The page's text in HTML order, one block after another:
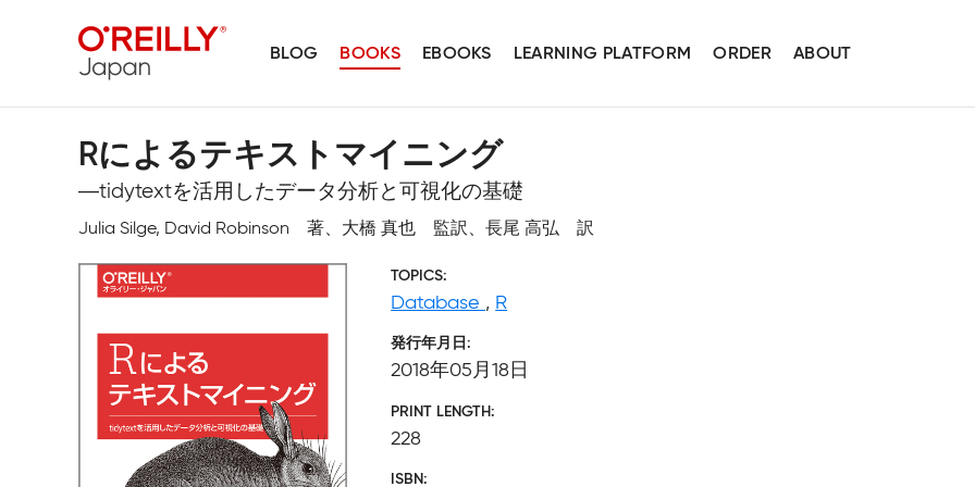
BLOG BOOKS EBOOKS LEARNING PLATFORM ORDER ABOUT
Rによるテキストマイニング
―tidytextを活用したデータ分析と可視化の基礎
Julia Silge, David Robinson 著、大橋 真也 監訳、長尾 高弘 訳
TOPICS
Database , R
発行年月日
2018年05月18日
PRINT LENGTH
228
ISBN